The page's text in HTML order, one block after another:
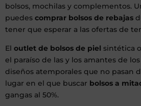
bolsos, mochilas y complementos.
puedes comprar bolsos de rebajas
tener que esperar a las ofertas de
El outlet de bolsos de piel sintética
el paraíso de las y los amantes de
diseños atemporales que no pasan
lugar en el que buscar bolsos a
gangas al 50%.